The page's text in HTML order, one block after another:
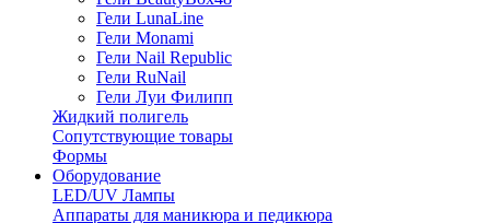
Гели LunaLine
Гели Monami
Гели Nail Republic
Гели RuNail
Гели Луи Филипп
Жидкий полигель
Сопутствующие товары
Формы
Оборудование
LED/UV Лампы
Аппараты для маникюра и педикюра